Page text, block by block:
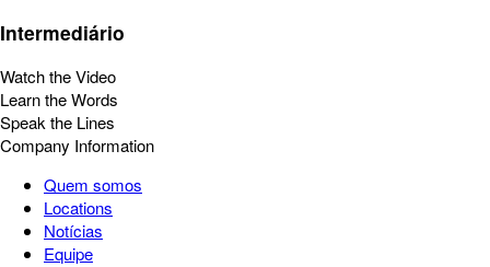
Intermediário
Watch the Video
Learn the Words
Speak the Lines
Company Information
Quem somos
Locations
Notícias
Equipe